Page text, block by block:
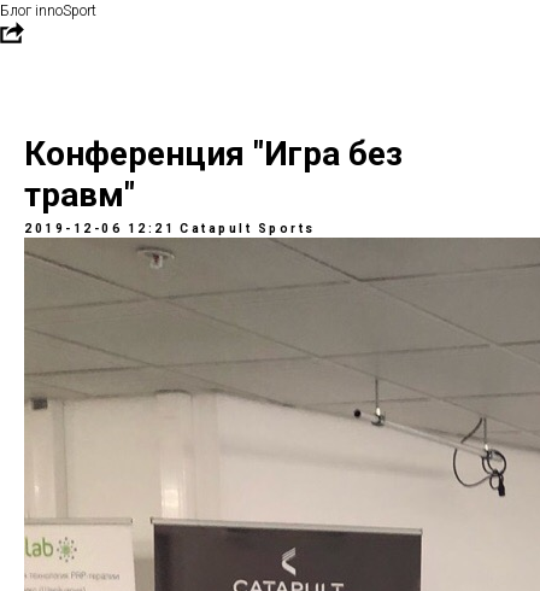
Блог innoSport
Конференция "Игра без
травм"
2019-12-06 12:21 Catapult Sports